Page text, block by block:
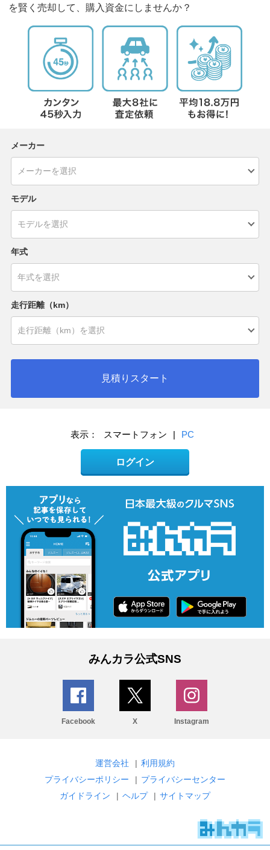
を賢く売却して、購入資金にしませんか？
メーカー
モデル
年式
走行距離（km）
見積りスタート
表示： スマートフォン | PC
ログイン
みんカラ公式SNS
Facebook X Instagram
運営会社 | 利用規約
プライバシーポリシー
| プライバシーセンター
ガイドライン
| ヘルプ | サイトマップ